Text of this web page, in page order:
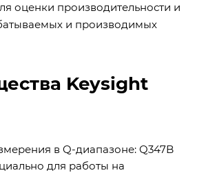
оценки производительности и
и производимых
Keysight
в Q-диапазоне: Q347B
для работы на